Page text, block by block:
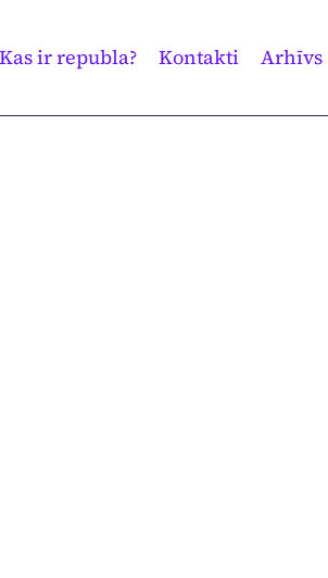
Kas ir republa? Kontakti Arhīvs